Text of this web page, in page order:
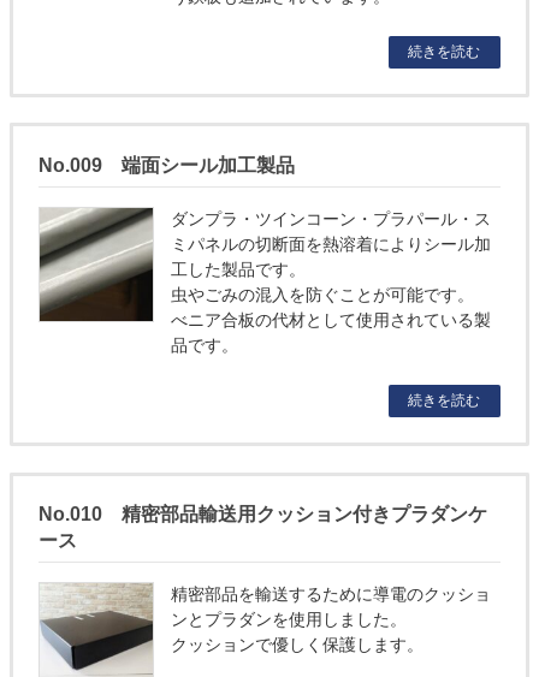
続きを読む
No.009 端面シール加工製品
ダンプラ・ツインコーン・プラパール・ス
ミパネルの切断面を熱溶着によりシール加
工した製品です。
虫やごみの混入を防ぐことが可能です。
べニア合板の代材として使用されている製
品です。
続きを読む
No.010 精密部品輸送用クッション付きプラダンケ
ース
精密部品を輸送するために導電のクッショ
ンとプラダンを使用しました。
クッションで優しく保護します。